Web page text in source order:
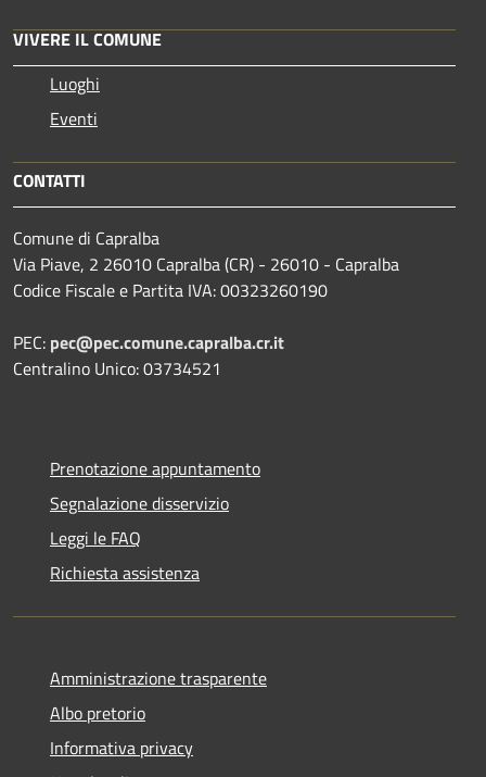
VIVERE IL COMUNE
Luoghi
Eventi
CONTATTI
Comune di Capralba
Via Piave, 2 26010 Capralba (CR) - 26010 - Capralba
Codice Fiscale e Partita IVA: 00323260190
PEC: pec@pec.comune.capralba.cr.it
Centralino Unico: 03734521
Prenotazione appuntamento
Segnalazione disservizio
Leggi le FAQ
Richiesta assistenza
Amministrazione trasparente
Albo pretorio
Informativa privacy